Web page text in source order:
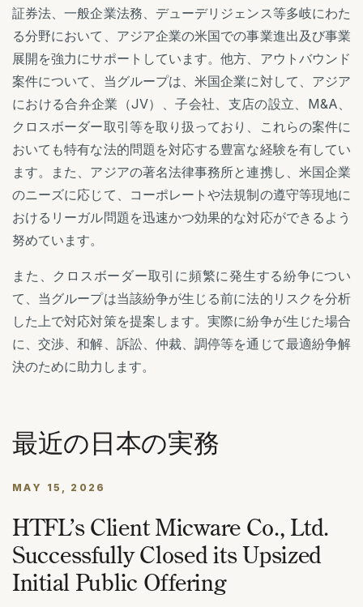
証券法、一般企業法務、デューデリジェンス等多岐にわた
る分野において、アジア企業の米国での事業進出及び事業
展開を強力にサポートしています。他方、アウトバウンド
案件について、当グループは、米国企業に対して、アジア
における合弁企業（JV）、子会社、支店の設立、M&A、
クロスボーダー取引等を取り扱っており、これらの案件に
おいても特有な法的問題を対応する豊富な経験を有してい
ます。また、アジアの著名法律事務所と連携し、米国企業
のニーズに応じて、コーポレートや法規制の遵守等現地に
おけるリーガル問題を迅速かつ効果的な対応ができるよう
努めています。
また、クロスボーダー取引に頻繁に発生する紛争につい
て、当グループは当該紛争が生じる前に法的リスクを分析
した上で対応対策を提案します。実際に紛争が生じた場合
に、交渉、和解、訴訟、仲裁、調停等を通じて最適紛争解
決のために助力します。
最近の日本の実務
MAY 15, 2026
HTFL’s Client Micware Co., Ltd.
Successfully Closed its Upsized
Initial Public Offering